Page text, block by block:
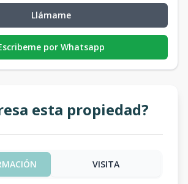
Llámame
por Whatsapp
esta propiedad?
VISITA